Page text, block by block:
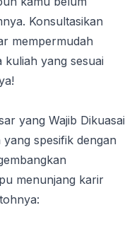
Konsultasikan
mempermudah
kuliah yang sesuai
yang Wajib Dikuasai
spesifik dengan
menunjang karir